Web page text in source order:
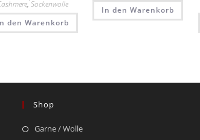
,Sockenwolle
den Warenkorb
In den Warenkorb
Shop
Garne / Wolle